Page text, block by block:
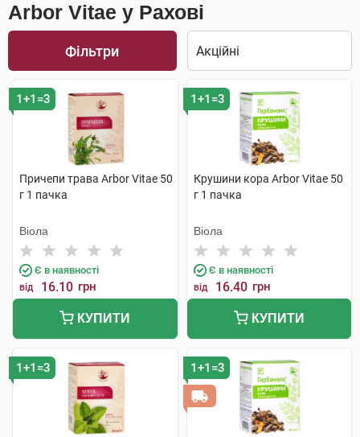
Arbor Vitae у Рахові
Фільтри
1+1=3
Причепи трава Arbor Vitae 50
г 1 пачка
Віола
Є в наявності
від 16.10 грн
КУПИТИ
1+1=3
Крушини кора Arbor Vitae 50
г 1 пачка
Віола
Є в наявності
від 16.40 грн
КУПИТИ
1+1=3 1+1=3